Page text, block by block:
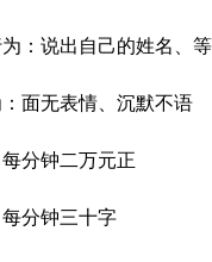
：说出自己的姓名、
面无表情、沉默不语
分钟二万元正
分钟三十字